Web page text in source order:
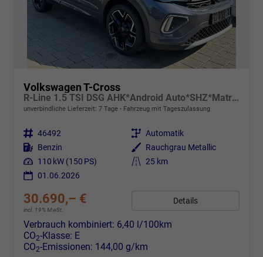
Volkswagen T-Cross
R-Line 1.5 TSI DSG AHK*Android Auto*SHZ*Matrix-LED*Kamera*Keyless*18"
unverbindliche Lieferzeit: 7 Tage Fahrzeug mit Tageszulassung
Fahrzeugnr. 46492 Getriebe Automatik
Kraftstoff Benzin Außenfarbe
Rauchgrau Metallic
Leistung 110 kW (150 PS) Kilometerstand 25 km
01.06.2026
30.690,– €
incl. 19% MwSt.
Details
Verbrauch kombiniert: 6,40 l/100km
CO2-Klasse: E
CO2-Emissionen: 144,00 g/km